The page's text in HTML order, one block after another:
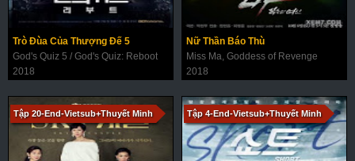
Trò Đùa Của Thượng Đế 5
God's Quiz 5 / God's Quiz: Reboot
2018
Nữ Thần Báo Thù
Miss Ma, Goddess of Revenge
2018
Tập 20-End-Vietsub+Thuyết Minh Tập 4-End-Vietsub+Thuyết Minh